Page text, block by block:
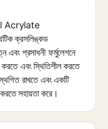
Acrylate
ক্রসলিঙ্কড
এবং প্রসাধনী ফর্মুলেশনে
এবং স্থিতিশীল করতে
রাখতে এবং একটি
করতে সহায়তা করে।